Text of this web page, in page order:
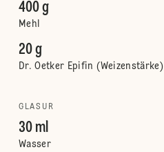
400 g
Mehl
20 g
Dr. Oetker Epifin (Weizenstärke)
GLASUR
30 ml
Wasser